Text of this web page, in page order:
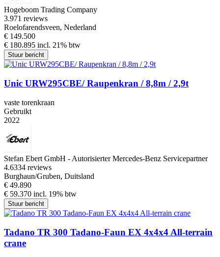
Hogeboom Trading Company
3.971 reviews
Roelofarendsveen, Nederland
€ 149.500
€ 180.895 incl. 21% btw
Stuur bericht
Unic URW295CBE/ Raupenkran / 8,8m / 2,9t
vaste torenkraan
Gebruikt
2022
Stefan Ebert GmbH - Autorisierter Mercedes-Benz Servicepartner
4.6334 reviews
Burghaun/Gruben, Duitsland
€ 49.890
€ 59.370 incl. 19% btw
Stuur bericht
Tadano TR 300 Tadano-Faun EX 4x4x4 All-terrain
crane